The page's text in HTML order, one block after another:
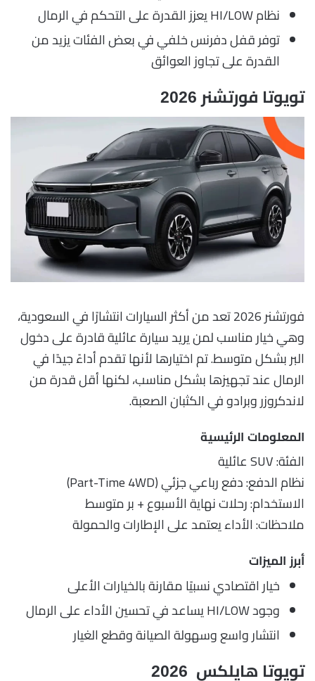
نظام HI/LOW يعزز القدرة على التحكم في الرمال
توفر قفل دفرنس خلفي في بعض الفئات يزيد من
القدرة على تجاوز العوائق
تويوتا فورتشنر 2026
فورتشنر 2026 تعد من أكثر السيارات انتشارًا في السعودية،
وهي خيار مناسب لمن يريد سيارة عائلية قادرة على دخول
البر بشكل متوسط. تم اختيارها لأنها تقدم أداءً جيدًا في
الرمال عند تجهيزها بشكل مناسب، لكنها أقل قدرة من
لاندكروزر وبرادو في الكثبان الصعبة.
المعلومات الرئيسية
الفئة: SUV عائلية
نظام الدفع: دفع رباعي جزئي (Part-Time 4WD)
الاستخدام: رحلات نهاية الأسبوع + بر متوسط
ملاحظات: الأداء يعتمد على الإطارات والحمولة
أبرز الميزات
خيار اقتصادي نسبيًا مقارنة بالخيارات الأعلى
وجود HI/LOW يساعد في تحسين الأداء على الرمال
انتشار واسع وسهولة الصيانة وقطع الغيار
تويوتا هايلكس 2026